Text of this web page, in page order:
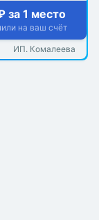
за 1 место
на ваш счёт
ИП. Комалеева